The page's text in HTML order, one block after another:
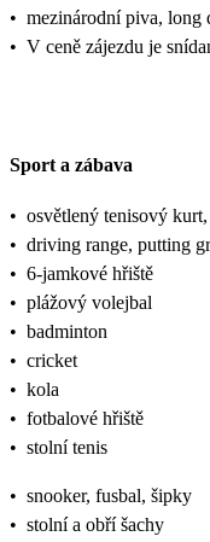
• mezinárodní piva, long
• V ceně zájezdu je
Sport a zábava
• osvětlený tenisový
• driving range, putting
• 6-jamkové hřiště
• plážový volejbal
• badminton
• cricket
• kola
• fotbalové hřiště
• stolní tenis
• snooker, fusbal, šipky
• stolní a obří šachy